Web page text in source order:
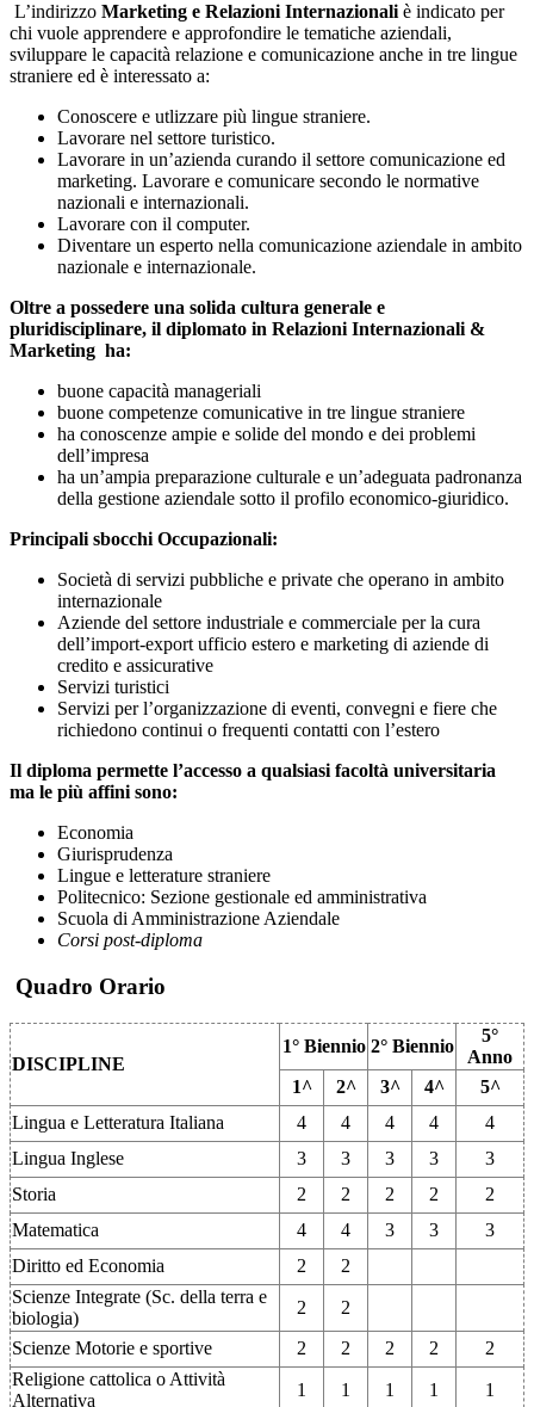
L’indirizzo Marketing e Relazioni Internazionali è indicato per
chi vuole apprendere e approfondire le tematiche aziendali,
sviluppare le capacità relazione e comunicazione anche in tre lingue
straniere ed è interessato a:
Conoscere e utlizzare più lingue straniere.
Lavorare nel settore turistico.
Lavorare in un’azienda curando il settore comunicazione ed
marketing. Lavorare e comunicare secondo le normative
nazionali e internazionali.
Lavorare con il computer.
Diventare un esperto nella comunicazione aziendale in ambito
nazionale e internazionale.
Oltre a possedere una solida cultura generale e
pluridisciplinare, il diplomato in Relazioni Internazionali &
Marketing ha:
buone capacità manageriali
buone competenze comunicative in tre lingue straniere
ha conoscenze ampie e solide del mondo e dei problemi
dell’impresa
ha un’ampia preparazione culturale e un’adeguata padronanza
della gestione aziendale sotto il profilo economico-giuridico.
Principali sbocchi Occupazionali:
Società di servizi pubbliche e private che operano in ambito
internazionale
Aziende del settore industriale e commerciale per la cura
dell’import-export ufficio estero e marketing di aziende di
credito e assicurative
Servizi turistici
Servizi per l’organizzazione di eventi, convegni e fiere che
richiedono continui o frequenti contatti con l’estero
Il diploma permette l’accesso a qualsiasi facoltà universitaria
ma le più affini sono:
Economia
Giurisprudenza
Lingue e letterature straniere
Politecnico: Sezione gestionale ed amministrativa
Scuola di Amministrazione Aziendale
Corsi post-diploma
Quadro Orario
DISCIPLINE
1° Biennio 2° Biennio
5°
Anno
1^
2^ 3^ 4^
5^
Lingua e Letteratura Italiana
4 4 4 4
4
Lingua Inglese
3 3 3 3
3
Storia
2 2 2 2
2
Matematica
4 4 3 3
3
Diritto ed Economia
2
2
Scienze Integrate (Sc. della terra e
biologia)
2
2
Scienze Motorie e sportive
2 2 2 2
2
Religione cattolica o Attività
Alternativa
1 1 1 1
1